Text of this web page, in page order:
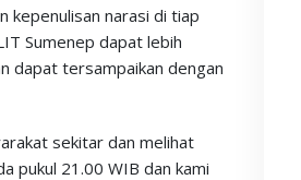
kepenulisan narasi di tiap
Sumenep dapat lebih
dapat tersampaikan dengan
sekitar dan melihat
pukul 21.00 WIB dan kami